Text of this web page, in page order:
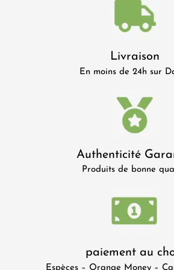
Livraison
En moins de 24h sur
Authenticité
Produits de bonne
paiement au
Espèces – Orange Money –